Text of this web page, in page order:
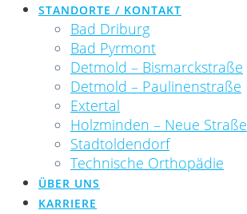
STANDORTE / KONTAKT
Bad Driburg
Bad Pyrmont
Detmold – Bismarckstraße
Detmold – Paulinenstraße
Extertal
Holzminden – Neue Straße
Stadtoldendorf
Technische Orthopädie
ÜBER UNS
KARRIERE